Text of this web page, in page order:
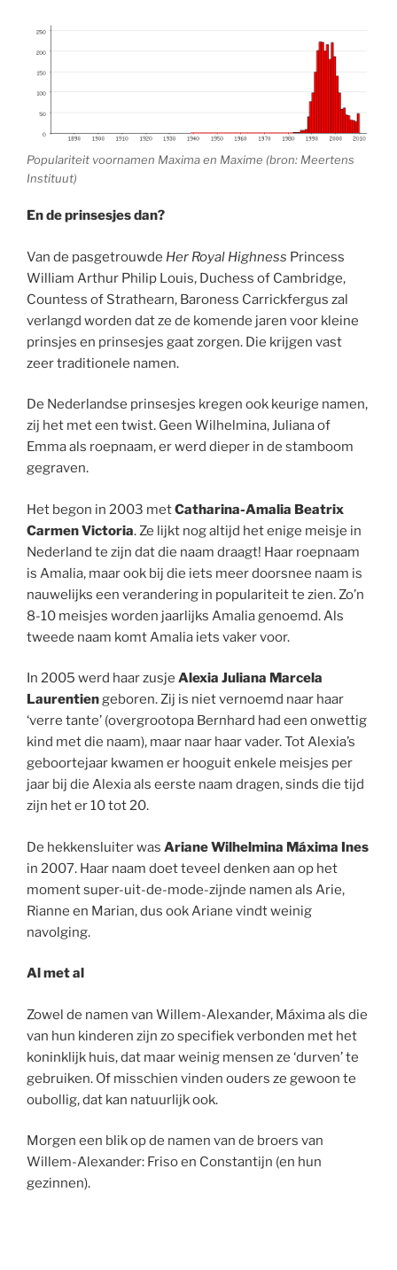
Populariteit voornamen Maxima en Maxime (bron: Meertens
Instituut)
En de prinsesjes dan?
Van de pasgetrouwde Her Royal Highness Princess
William Arthur Philip Louis, Duchess of Cambridge,
Countess of Strathearn, Baroness Carrickfergus zal
verlangd worden dat ze de komende jaren voor kleine
prinsjes en prinsesjes gaat zorgen. Die krijgen vast
zeer traditionele namen.
De Nederlandse prinsesjes kregen ook keurige namen,
zij het met een twist. Geen Wilhelmina, Juliana of
Emma als roepnaam, er werd dieper in de stamboom
gegraven.
Het begon in 2003 metCatharina-Amalia Beatrix
Carmen Victoria. Ze lijkt nog altijd het enige meisje in
Nederland te zijn dat die naam draagt! Haar roepnaam
is Amalia, maar ook bij die iets meer doorsnee naam is
nauwelijks een verandering in populariteit te zien. Zo’n
8-10 meisjes worden jaarlijks Amalia genoemd. Als
tweede naam komt Amalia iets vaker voor.
In 2005 werd haar zusje Alexia Juliana Marcela
Laurentiengeboren. Zij is niet vernoemd naar haar
‘verre tante’ (overgrootopa Bernhard had een onwettig
kind met die naam), maar naar haar vader. Tot Alexia’s
geboortejaar kwamen er hooguit enkele meisjes per
jaar bij die Alexia als eerste naam dragen, sinds die tijd
zijn het er 10 tot 20.
De hekkensluiter was Ariane Wilhelmina Máxima Ines
in 2007. Haar naam doet teveel denken aan op het
moment super-uit-de-mode-zijnde namen als Arie,
Rianne en Marian, dus ook Ariane vindt weinig
navolging.
Al met al
Zowel de namen van Willem-Alexander, Máxima als die
van hun kinderen zijn zo specifiek verbonden met het
koninklijk huis, dat maar weinig mensen ze ‘durven’ te
gebruiken. Of misschien vinden ouders ze gewoon te
oubollig, dat kan natuurlijk ook.
Morgen een blik op de namen van de broers van
Willem-Alexander: Friso en Constantijn (en hun
gezinnen).